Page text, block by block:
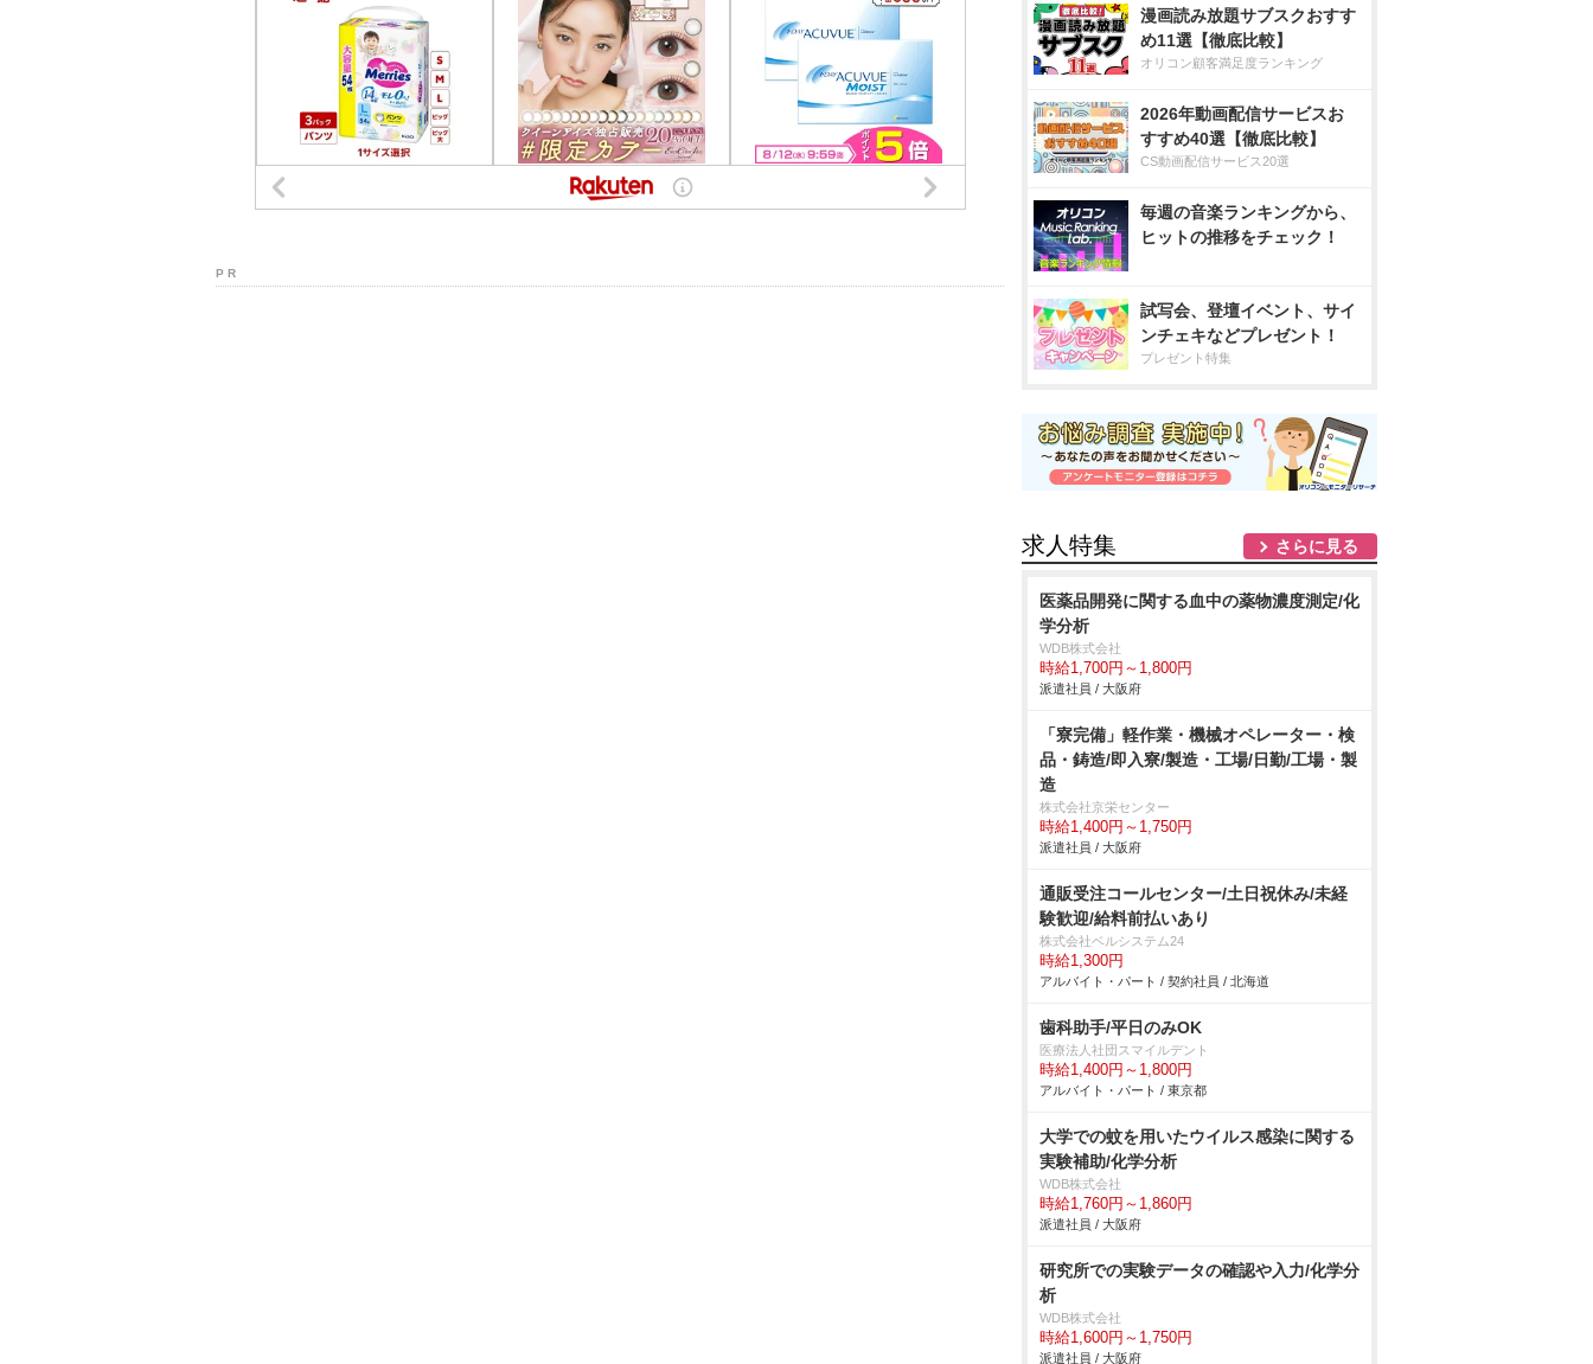
P R
漫画読み放題サブスクおすす
め11選【徹底比較】
オリコン顧客満足度ランキング
2026年動画配信サービスお
すすめ40選【徹底比較】
CS動画配信サービス20選
毎週の音楽ランキングから、
ヒットの推移をチェック！
試写会、登壇イベント、サイ
ンチェキなどプレゼント！
プレゼント特集
求人特集 さらに見る
医薬品開発に関する血中の薬物濃度測定/化
学分析
WDB株式会社
時給1,700円～1,800円
派遣社員 / 大阪府
「寮完備」軽作業・機械オペレーター・検
品・鋳造/即入寮/製造・工場/日勤/工場・製
造
株式会社京栄センター
時給1,400円～1,750円
派遣社員 / 大阪府
通販受注コールセンター/土日祝休み/未経
験歓迎/給料前払いあり
株式会社ベルシステム24
時給1,300円
アルバイト・パート / 契約社員 / 北海道
歯科助手/平日のみOK
医療法人社団スマイルデント
時給1,400円～1,800円
アルバイト・パート / 東京都
大学での蚊を用いたウイルス感染に関する
実験補助/化学分析
WDB株式会社
時給1,760円～1,860円
派遣社員 / 大阪府
研究所での実験データの確認や入力/化学分
析
WDB株式会社
時給1,600円～1,750円
派遣社員 / 大阪府